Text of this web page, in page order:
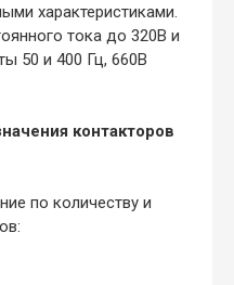
характеристиками.
тока до 320В и
50 и 400 Гц, 660В
контакторов
по количеству и